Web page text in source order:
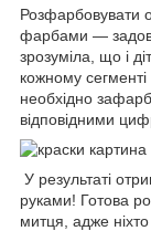
Розфарбовувати
фарбами —
зрозуміла, що і
кожному
необхідно
відповідними
У результаті
руками! Готова
митця, адже